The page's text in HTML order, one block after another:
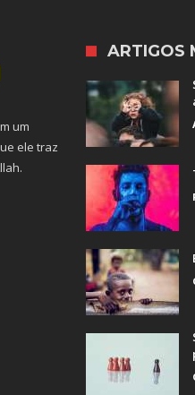
um
ele traz
ARTIGOS